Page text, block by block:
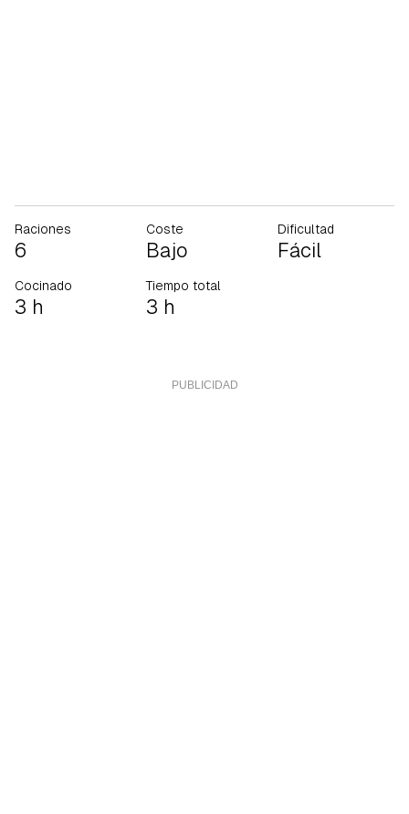
Raciones
6
Coste
Bajo
Dificultad
Fácil
Cocinado
3 h
Tiempo total
3 h